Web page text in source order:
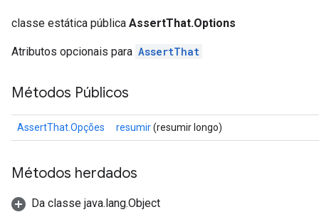
classe estática pública AssertThat.Options
Atributos opcionais para AssertThat
Métodos Públicos
AssertThat.Opções resumir(resumir longo)
Métodos herdados
Da classe java.lang.Object